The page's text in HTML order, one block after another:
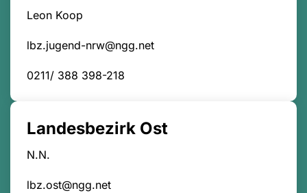
Leon Koop
lbz.jugend-nrw@ngg.net
0211/ 388 398-218
Landesbezirk Ost
N.N.
lbz.ost@ngg.net